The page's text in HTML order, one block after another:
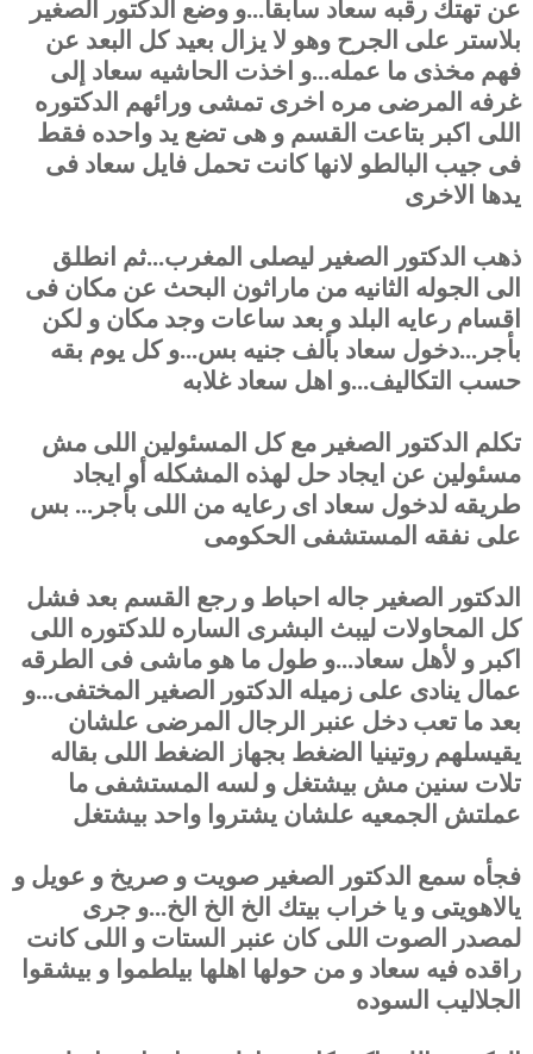
عن تهتك رقبه سعاد سابقا...و وضع الدكتور الصغير
بلاستر على الجرح وهو لا يزال بعيد كل البعد عن
فهم مخذى ما عمله...و اخذت الحاشيه سعاد إلى
غرفه المرضى مره اخرى تمشى ورائهم الدكتوره
اللى اكبر بتاعت القسم و هى تضع يد واحده فقط
فى جيب البالطو لانها كانت تحمل فايل سعاد فى
يدها الاخرى
ذهب الدكتور الصغير ليصلى المغرب...ثم انطلق
الى الجوله الثانيه من ماراثون البحث عن مكان فى
اقسام رعايه البلد و بعد ساعات وجد مكان و لكن
بأجر...دخول سعاد بألف جنيه بس...و كل يوم بقه
حسب التكاليف...و اهل سعاد غلابه
تكلم الدكتور الصغير مع كل المسئولين اللى مش
مسئولين عن ايجاد حل لهذه المشكله أو ايجاد
طريقه لدخول سعاد اى رعايه من اللى بأجر... بس
على نفقه المستشفى الحكومى
الدكتور الصغير جاله احباط و رجع القسم بعد فشل
كل المحاولات ليبث البشرى الساره للدكتوره اللى
اكبر و لأهل سعاد...و طول ما هو ماشى فى الطرقه
عمال ينادى على زميله الدكتور الصغير المختفى...و
بعد ما تعب دخل عنبر الرجال المرضى علشان
يقيسلهم روتينيا الضغط بجهاز الضغط اللى بقاله
تلات سنين مش بيشتغل و لسه المستشفى ما
عملتش الجمعيه علشان يشتروا واحد بيشتغل
فجأه سمع الدكتور الصغير صويت و صريخ و عويل و
يالاهويتى و يا خراب بيتك الخ الخ الخ...و جرى
لمصدر الصوت اللى كان عنبر الستات و اللى كانت
راقده فيه سعاد و من حولها اهلها بيلطموا و بيشقوا
الجلاليب السوده